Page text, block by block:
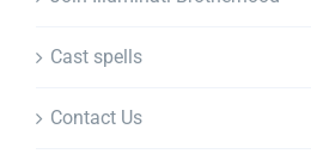
Cast spells
Contact Us